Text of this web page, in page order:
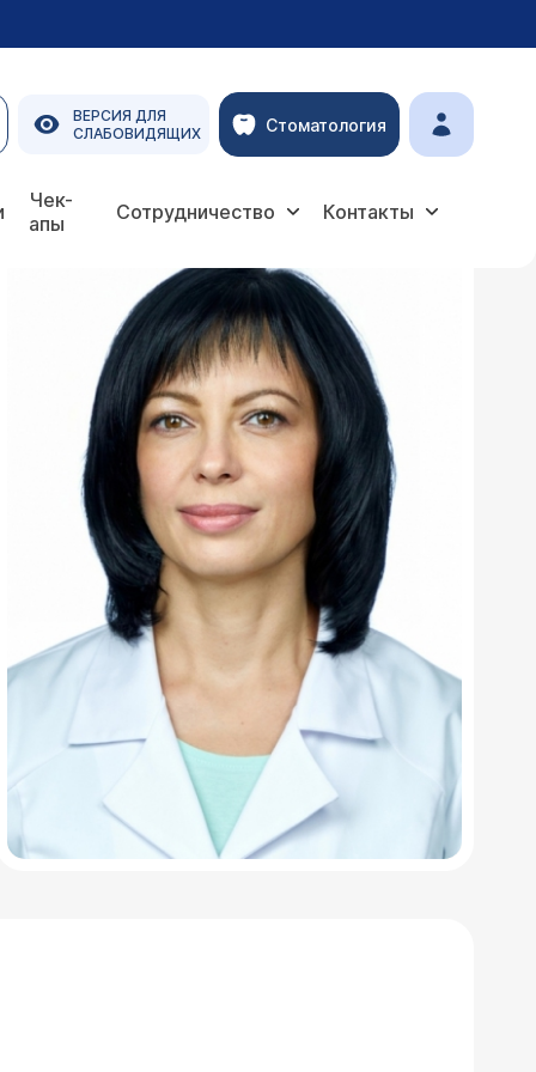
ВЕРСИЯ ДЛЯ
СЛАБОВИДЯЩИХ
Стоматология
Чек-
апы
Сотрудничество Контакты